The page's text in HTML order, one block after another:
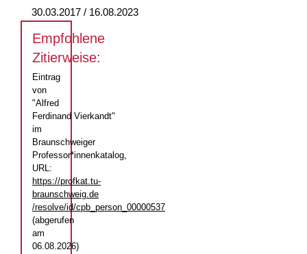
30.03.2017 / 16.08.2023
Empfohlene
Zitierweise:
Eintrag
von
"Alfred
Ferdinand Vierkandt"
im
Braunschweiger
Professor*innenkatalog,
URL:
https://profkat.tu-
braunschweig.de
/resolve/id/cpb_person_00000537
(abgerufen
am
06.08.2026)